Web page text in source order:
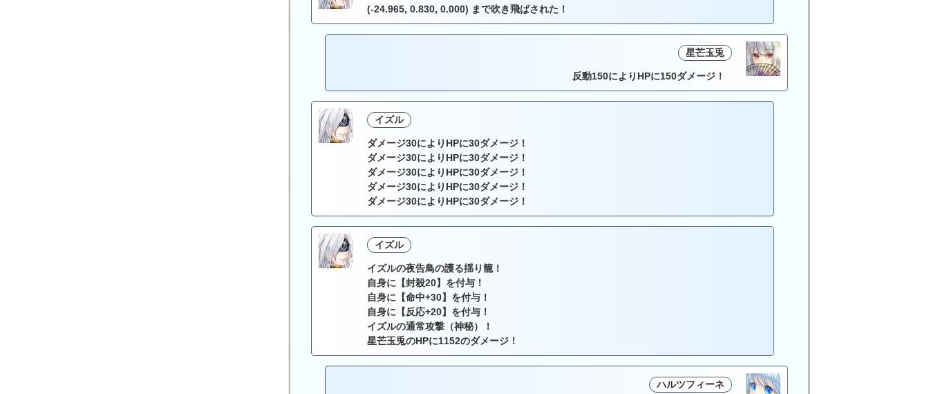
(-24.965, 0.830, 0.000) まで吹き飛ばされた！
星芒玉兎
反動150によりHPに150ダメージ！
イズル
ダメージ30によりHPに30ダメージ！
ダメージ30によりHPに30ダメージ！
ダメージ30によりHPに30ダメージ！
ダメージ30によりHPに30ダメージ！
ダメージ30によりHPに30ダメージ！
イズル
イズルの夜告鳥の護る揺り籠！
自身に【封殺20】を付与！
自身に【命中+30】を付与！
自身に【反応+20】を付与！
イズルの通常攻撃（神秘）！
星芒玉兎のHPに1152のダメージ！
ハルツフィーネ